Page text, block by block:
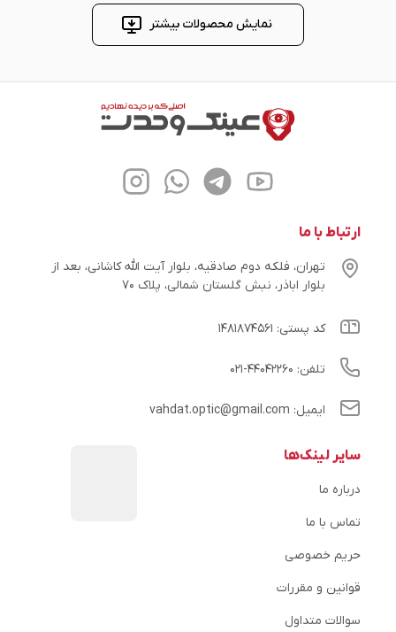
نمایش محصولات بیشتر
ارتباط با ما
تهران، فلکه دوم صادقیه، بلوار آیت الله کاشانی، بعد از
بلوار اباذر، نبش گلستان شمالی، پلاک ۷۰
کد پستی: ۱۴۸۱۸۷۴۵۶۱
تلفن: ۴۴۰۴۲۲۶۰-۰۲۱
ایمیل: vahdat.optic@gmail.com
سایر لینک‌ها
درباره ما
تماس با ما
حریم خصوصی
قوانین و مقررات
سوالات متداول